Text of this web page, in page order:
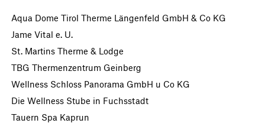
Aqua Dome Tirol Therme Längenfeld GmbH & Co KG
Jame Vital e. U.
St. Martins Therme & Lodge
TBG Thermenzentrum Geinberg
Wellness Schloss Panorama GmbH u Co KG
Die Wellness Stube in Fuchsstadt
Tauern Spa Kaprun